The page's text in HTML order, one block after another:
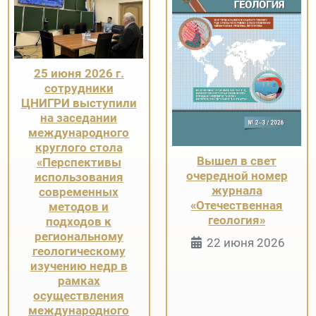
25 июня 2026 г.
сотрудники
ЦНИГРИ выступили
на заседании
международного
круглого стола
«Перспективы
использования
современных
методов и
подходов к
региональному
геологическому
изучению недр в
рамках
осуществления
международного
Вышел в свет
очередной номер
журнала
«Отечественная
геология»
Информация
22 июня 2026